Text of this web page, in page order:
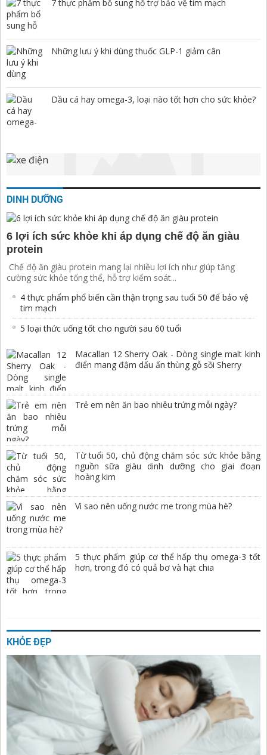
7 thực phẩm bổ sung hỗ trợ bảo vệ tim mạch
Những lưu ý khi dùng thuốc GLP-1 giảm cân
Dầu cá hay omega-3, loại nào tốt hơn cho sức khỏe?
DINH DƯỠNG
6 lợi ích sức khỏe khi áp dụng chế độ ăn giàu
protein
Chế độ ăn giàu protein mang lại nhiều lợi ích như giúp tăng
cường sức khỏe tổng thể, hỗ trợ kiểm soát...
4 thực phẩm phổ biến cần thận trọng sau tuổi 50 để bảo vệ
tim mạch
5 loại thức uống tốt cho người sau 60 tuổi
Macallan 12 Sherry Oak - Dòng single malt kinh
điển mang đậm dấu ấn thùng gỗ sồi Sherry
Trẻ em nên ăn bao nhiêu trứng mỗi ngày?
Từ tuổi 50, chủ động chăm sóc sức khỏe bằng
nguồn sữa giàu dinh dưỡng cho giai đoạn
hoàng kim
Vì sao nên uống nước me trong mùa hè?
5 thực phẩm giúp cơ thể hấp thụ omega-3 tốt
hơn, trong đó có quả bơ và hạt chia
KHỎE ĐẸP